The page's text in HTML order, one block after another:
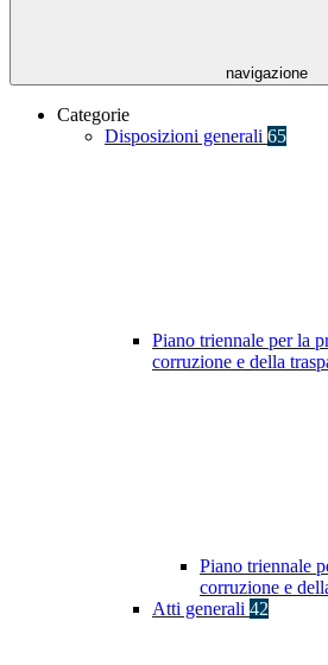
navigazione
Categorie
Disposizioni generali 65
Piano triennale per la
corruzione e della
Piano triennale
corruzione e
Atti generali 42